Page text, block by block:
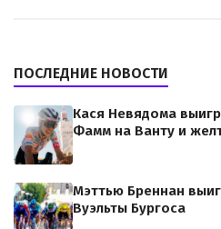
ПОСЛЕДНИЕ НОВОСТИ
Кася Невядома
Фамм на Ванту и
Мэттью Бреннан
Вуэльты Бургоса